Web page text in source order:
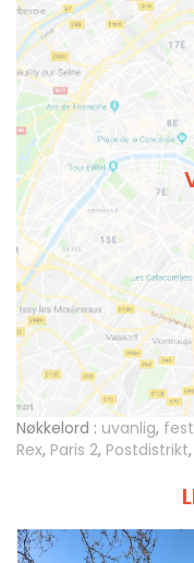
Nøkkelord : uvanlig,
Rex, Paris 2, Postdistrikt,